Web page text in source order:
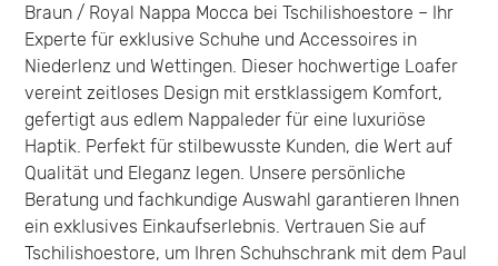
Braun / Royal Nappa Mocca bei Tschilishoestore – Ihr
Experte für exklusive Schuhe und Accessoires in
Niederlenz und Wettingen. Dieser hochwertige Loafer
vereint zeitloses Design mit erstklassigem Komfort,
gefertigt aus edlem Nappaleder für eine luxuriöse
Haptik. Perfekt für stilbewusste Kunden, die Wert auf
Qualität und Eleganz legen. Unsere persönliche
Beratung und fachkundige Auswahl garantieren Ihnen
ein exklusives Einkaufserlebnis. Vertrauen Sie auf
Tschilishoestore, um Ihren Schuhschrank mit dem Paul